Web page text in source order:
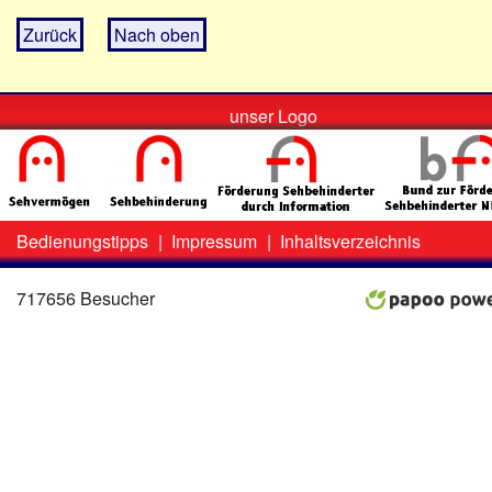
Zurück Nach oben
unser Logo
Zweit-
Menü
Bedienungstipps | Impressum | Inhaltsverzeichnis
717656 Besucher